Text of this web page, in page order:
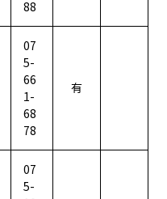
88
07
5-
66
1-
68
78
有
07
5-